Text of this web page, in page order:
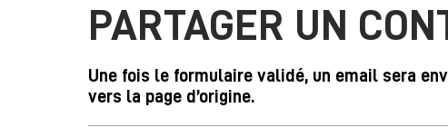
PARTAGER UN
Une fois le formulaire validé, un email sera
vers la page d’origine.